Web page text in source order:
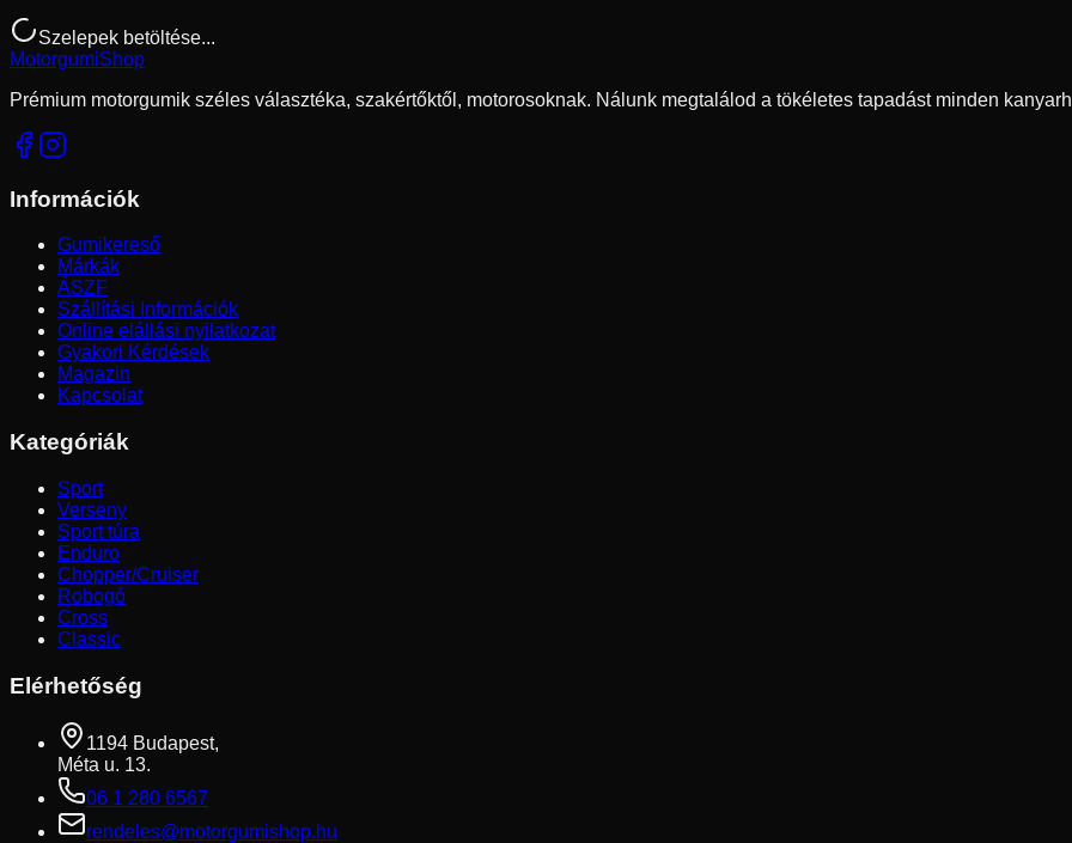
Szelepek betöltése...
MotorgumiShop
Prémium motorgumik széles választéka, szakértőktől, motorosoknak. Nálunk megtalálod a tökéletes tapadást minden
Információk
Gumikereső
Márkák
ÁSZF
Szállítási Információk
Online elállási nyilatkozat
Gyakori Kérdések
Magazin
Kapcsolat
Kategóriák
Sport
Verseny
Sport túra
Enduro
Chopper/Cruiser
Robogó
Cross
Classic
Elérhetőség
1194 Budapest,
Méta u. 13.
06 1 280 6567
rendeles@motorgumishop.hu